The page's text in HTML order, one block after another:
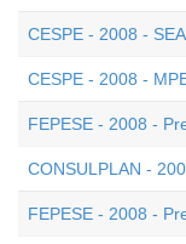
CESPE - 2008 -
CESPE - 2008 -
FEPESE - 2008 -
CONSULPLAN -
FEPESE - 2008 -